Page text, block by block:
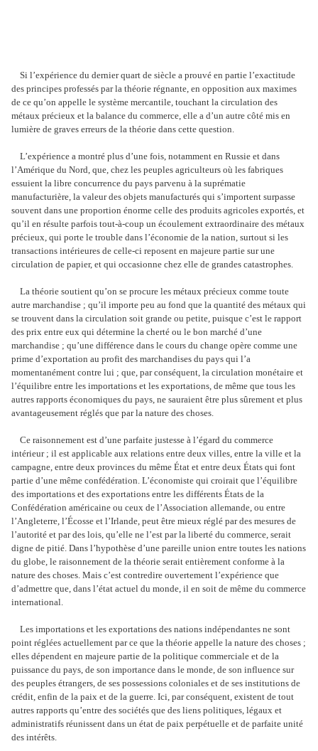
Si l’expérience du dernier quart de siècle a prouvé en partie l’exactitude
des principes professés par la théorie régnante, en opposition aux maximes
de ce qu’on appelle le système mercantile, touchant la circulation des
métaux précieux et la balance du commerce, elle a d’un autre côté mis en
lumière de graves erreurs de la théorie dans cette question.
L’expérience a montré plus d’une fois, notamment en Russie et dans
l’Amérique du Nord, que, chez les peuples agriculteurs où les fabriques
essuient la libre concurrence du pays parvenu à la suprématie
manufacturière, la valeur des objets manufacturés qui s’importent surpasse
souvent dans une proportion énorme celle des produits agricoles exportés, et
qu’il en résulte parfois tout-à-coup un écoulement extraordinaire des métaux
précieux, qui porte le trouble dans l’économie de la nation, surtout si les
transactions intérieures de celle-ci reposent en majeure partie sur une
circulation de papier, et qui occasionne chez elle de grandes catastrophes.
La théorie soutient qu’on se procure les métaux précieux comme toute
autre marchandise ; qu’il importe peu au fond que la quantité des métaux qui
se trouvent dans la circulation soit grande ou petite, puisque c’est le rapport
des prix entre eux qui détermine la cherté ou le bon marché d’une
marchandise ; qu’une différence dans le cours du change opère comme une
prime d’exportation au profit des marchandises du pays qui l’a
momentanément contre lui ; que, par conséquent, la circulation monétaire et
l’équilibre entre les importations et les exportations, de même que tous les
autres rapports économiques du pays, ne sauraient être plus sûrement et plus
avantageusement réglés que par la nature des choses.
Ce raisonnement est d’une parfaite justesse à l’égard du commerce
intérieur ; il est applicable aux relations entre deux villes, entre la ville et la
campagne, entre deux provinces du même État et entre deux États qui font
partie d’une même confédération. L’économiste qui croirait que l’équilibre
des importations et des exportations entre les différents États de la
Confédération américaine ou ceux de l’Association allemande, ou entre
l’Angleterre, l’Écosse et l’Irlande, peut être mieux réglé par des mesures de
l’autorité et par des lois, qu’elle ne l’est par la liberté du commerce, serait
digne de pitié. Dans l’hypothèse d’une pareille union entre toutes les nations
du globe, le raisonnement de la théorie serait entièrement conforme à la
nature des choses. Mais c’est contredire ouvertement l’expérience que
d’admettre que, dans l’état actuel du monde, il en soit de même du commerce
international.
Les importations et les exportations des nations indépendantes ne sont
point réglées actuellement par ce que la théorie appelle la nature des choses ;
elles dépendent en majeure partie de la politique commerciale et de la
puissance du pays, de son importance dans le monde, de son influence sur
des peuples étrangers, de ses possessions coloniales et de ses institutions de
crédit, enfin de la paix et de la guerre. Ici, par conséquent, existent de tout
autres rapports qu’entre des sociétés que des liens politiques, légaux et
administratifs réunissent dans un état de paix perpétuelle et de parfaite unité
des intérêts.